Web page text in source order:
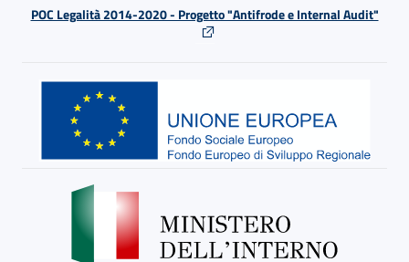
POC Legalità 2014-2020 - Progetto "Antifrode e Internal Audit"